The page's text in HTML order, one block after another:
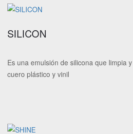
SILICON
Es una emulsión de silicona que limpia
cuero plástico y vinil